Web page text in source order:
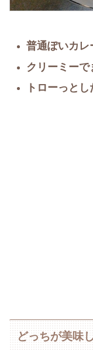
普通ぽいカレ
クリーミーで
トローっと
どっちが美味